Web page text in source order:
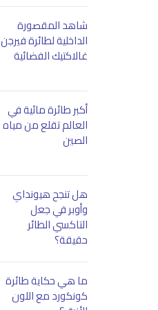
شاهد المقصورة
الداخلية لطائرة فيرجن
غالاكتيك الفضائية
أكبر طائرة مائية في
العالم تقلع من مياه
الصين
هل تنجح هيونداي
وأوبر في جعل
التاكسي الطائر
حقيقة؟
ما هي حكاية طائرة
كونكورد مع اللون